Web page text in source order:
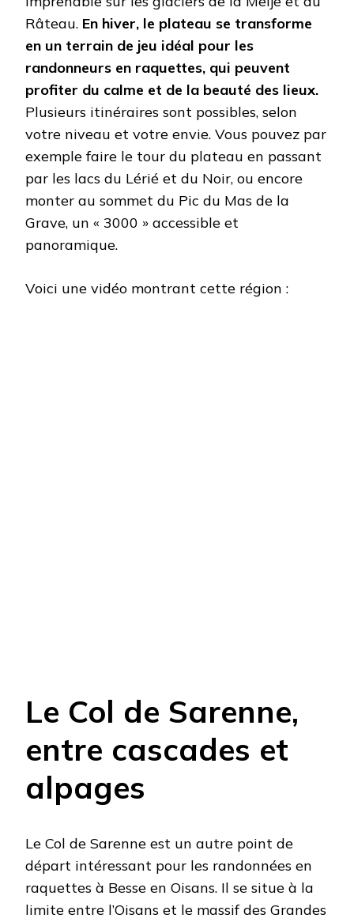
Râteau. En hiver, le plateau se transforme
en un terrain de jeu idéal pour les
randonneurs en raquettes, qui peuvent
profiter du calme et de la beauté des lieux.
Plusieurs itinéraires sont possibles, selon
votre niveau et votre envie. Vous pouvez par
exemple faire le tour du plateau en passant
par les lacs du Lérié et du Noir, ou encore
monter au sommet du Pic du Mas de la
Grave, un « 3000 » accessible et
panoramique.
Voici une vidéo montrant cette région :
Le Col de Sarenne,
entre cascades et
alpages
Le Col de Sarenne est un autre point de
départ intéressant pour les randonnées en
raquettes à Besse en Oisans. Il se situe à la
limite entre l’Oisans et le massif des Grandes